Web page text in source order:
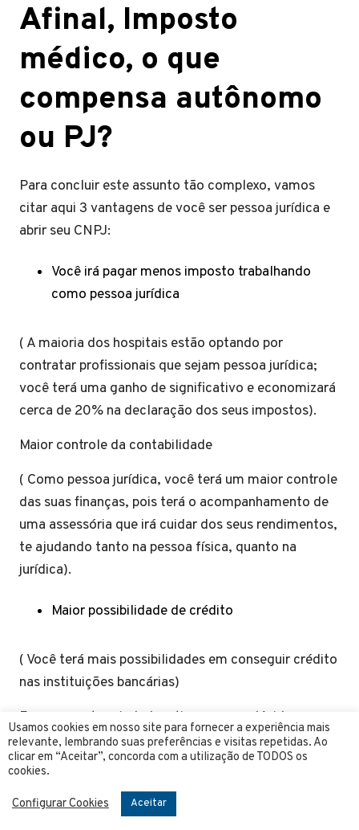
Afinal, Imposto
médico, o que
compensa autônomo
ou PJ?
Para concluir este assunto tão complexo, vamos
citar aqui 3 vantagens de você ser pessoa jurídica e
abrir seu CNPJ:
Você irá pagar menos imposto trabalhando
como pessoa jurídica
( A maioria dos hospitais estão optando por
contratar profissionais que sejam pessoa jurídica;
você terá uma ganho de significativo e economizará
cerca de 20% na declaração dos seus impostos).
Maior controle da contabilidade
( Como pessoa jurídica, você terá um maior controle
das suas finanças, pois terá o acompanhamento de
uma assessória que irá cuidar dos seus rendimentos,
te ajudando tanto na pessoa física, quanto na
jurídica).
Maior possibilidade de crédito
( Você terá mais possibilidades em conseguir crédito
nas instituições bancárias)
Esperamos ter ajudado a tirar as suas dúvidas e
trilhar o melhor caminho para economia e
rentabilidade do seu negocio. Sucesso!
Usamos cookies em nosso site para fornecer a experiência mais
relevante, lembrando suas preferências e visitas repetidas. Ao
clicar em “Aceitar”, concorda com a utilização de TODOS os
cookies.
Configurar Cookies Aceitar